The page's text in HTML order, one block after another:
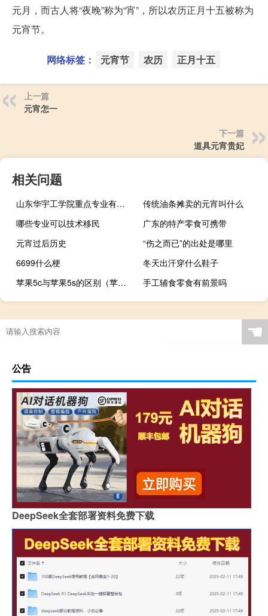
元月，而古人将“夜晚”称为“宵”，所以农历正月十五被称为
元宵节。
网络标签： 元宵节 农历 正月十五
上一篇
元宵怎一
下一篇
道具元宵贵妃
相关问题
山东华宇工学院重点专业有哪些
传统油条摊卖的元宵叫什么
哪些专业可以技术移民
广东的特产零食可携带
元宵过后历史
“伤之而已”的出处是哪里
6699什么梗
冬天出汗穿什么鞋子
苹果5c与苹果5s的区别（苹果5s与5c的区别）
手工辅食零食有前景吗
☚
公告
DeepSeek全套部署资料免费下载